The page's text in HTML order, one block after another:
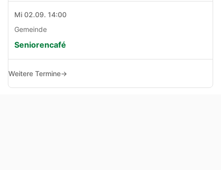
Mi 02.09. 14:00
Gemeinde
Seniorencafé
Weitere Termine→